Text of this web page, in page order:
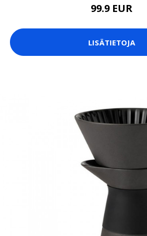
99.9 EUR
LISÄTIETOJA